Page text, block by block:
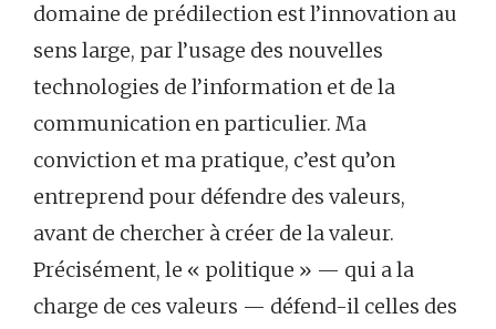
domaine de prédilection est l’innovation au
sens large, par l’usage des nouvelles
technologies de l’information et de la
communication en particulier. Ma
conviction et ma pratique, c’est qu’on
entreprend pour défendre des valeurs,
avant de chercher à créer de la valeur.
Précisément, le « politique » — qui a la
charge de ces valeurs — défend-il celles des